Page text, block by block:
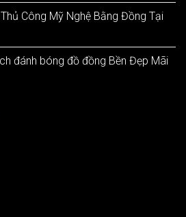
Công Mỹ Nghệ Bằng Đồng Tại
đánh bóng đồ đồng Bền Đẹp Mãi